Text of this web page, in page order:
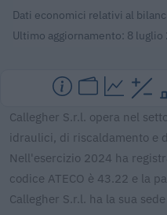
Dati economici relativi al
Ultimo aggiornamento: 8 luglio
Callegher S.r.l. opera nel
idraulici, di riscaldamento e
Nell'esercizio 2024 ha
codice ATECO è 43.22 e la
Callegher S.r.l. ha la sua